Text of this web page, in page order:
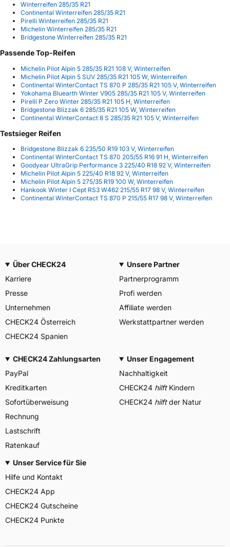
Winterreifen 285/35 R21
Continental Winterreifen 285/35 R21
Pirelli Winterreifen 285/35 R21
Michelin Winterreifen 285/35 R21
Bridgestone Winterreifen 285/35 R21
Passende Top-Reifen
Michelin Pilot Alpin 5 285/35 R21 108 V, Winterreifen
Michelin Pilot Alpin 5 SUV 285/35 R21 105 W, Winterreifen
Continental WinterContact TS 870 P 285/35 R21 105 V, Winterreifen
Yokohama Bluearth Winter V905 285/35 R21 105 V, Winterreifen
Pirelli P Zero Winter 285/35 R21 105 H, Winterreifen
Bridgestone Blizzak 6 285/35 R21 105 W, Winterreifen
Continental WinterContact 8 S 285/35 R21 105 V, Winterreifen
Testsieger Reifen
Bridgestone Blizzak 6 235/50 R19 103 V, Winterreifen
Continental WinterContact TS 870 205/55 R16 91 H, Winterreifen
Goodyear UltraGrip Performance 3 225/40 R18 92 V, Winterreifen
Michelin Pilot Alpin 5 225/40 R18 92 V, Winterreifen
Michelin Pilot Alpin 5 275/35 R19 100 W, Winterreifen
Hankook Winter I Cept RS3 W462 215/55 R17 98 V, Winterreifen
Continental WinterContact TS 870 P 215/55 R17 98 V, Winterreifen
Über CHECK24
Karriere
Presse
Unternehmen
CHECK24 Österreich
CHECK24 Spanien
Unsere Partner
Partnerprogramm
Profi werden
Affiliate werden
Werkstattpartner werden
CHECK24 Zahlungsarten
PayPal
Kreditkarten
Sofortüberweisung
Rechnung
Lastschrift
Ratenkauf
Unser Engagement
Nachhaltigkeit
CHECK24 hilftKindern
CHECK24 hilftder Natur
Unser Service für Sie
Hilfe und Kontakt
CHECK24 App
CHECK24 Gutscheine
CHECK24 Punkte